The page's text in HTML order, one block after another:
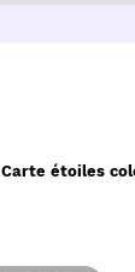
Carte étoiles